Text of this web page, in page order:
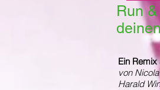
Run
Ein
von
Harald